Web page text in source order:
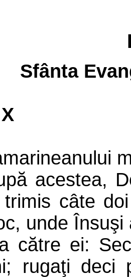
Sfânta
acestea,
câte
unde
către ei:
rugaţi deci